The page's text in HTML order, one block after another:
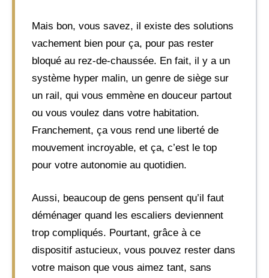
Mais bon, vous savez, il existe des solutions
vachement bien pour ça, pour pas rester
bloqué au rez-de-chaussée. En fait, il y a un
système hyper malin, un genre de siège sur
un rail, qui vous emmène en douceur partout
ou vous voulez dans votre habitation.
Franchement, ça vous rend une liberté de
mouvement incroyable, et ça, c’est le top
pour votre autonomie au quotidien.
Aussi, beaucoup de gens pensent qu’il faut
déménager quand les escaliers deviennent
trop compliqués. Pourtant, grâce à ce
dispositif astucieux, vous pouvez rester dans
votre maison que vous aimez tant, sans